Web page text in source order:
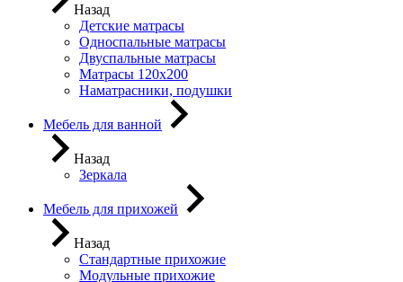
Назад
Детские матрасы
Односпальные матрасы
Двуспальные матрасы
Матрасы 120х200
Наматрасники, подушки
Мебель для ванной
Назад
Зеркала
Мебель для прихожей
Назад
Стандартные прихожие
Модульные прихожие